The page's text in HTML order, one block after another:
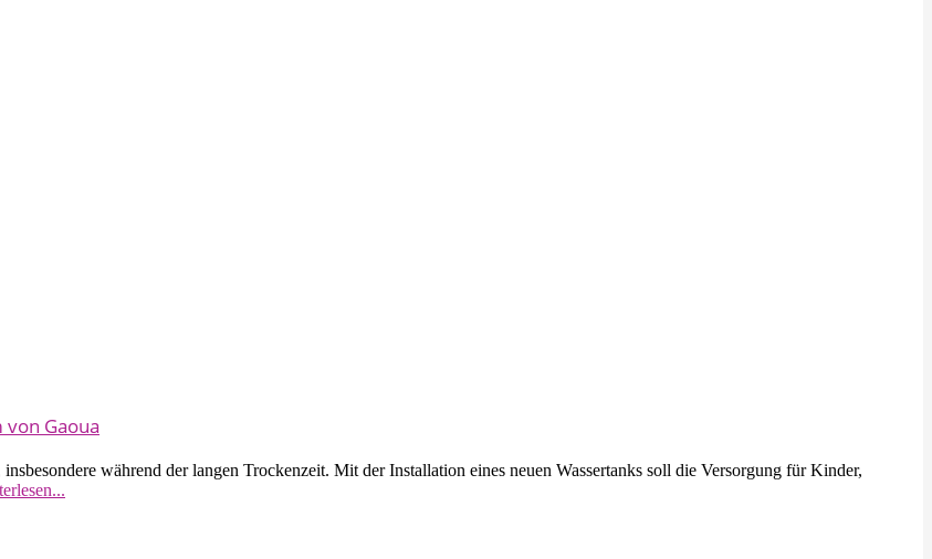
Gaoua
während der langen Trockenzeit. Mit der Installation eines neuen Wassertanks soll die Versorgung für Kinder,